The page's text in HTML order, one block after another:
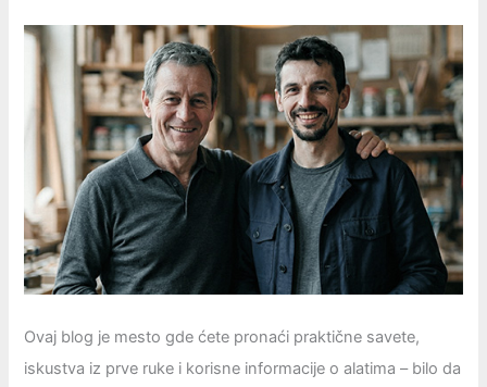
Ovaj blog je mesto gde ćete pronaći praktične savete,
iskustva iz prve ruke i korisne informacije o alatima – bilo da